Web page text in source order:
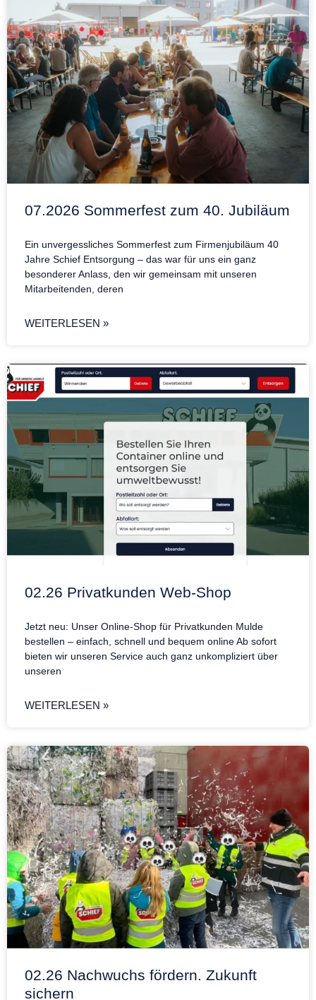
07.2026 Sommerfest zum 40. Jubiläum
Ein unvergessliches Sommerfest zum Firmenjubiläum 40
Jahre Schief Entsorgung – das war für uns ein ganz
besonderer Anlass, den wir gemeinsam mit unseren
Mitarbeitenden, deren
WEITERLESEN »
02.26 Privatkunden Web-Shop
Jetzt neu: Unser Online-Shop für Privatkunden Mulde
bestellen – einfach, schnell und bequem online Ab sofort
bieten wir unseren Service auch ganz unkompliziert über
unseren
WEITERLESEN »
02.26 Nachwuchs fördern. Zukunft
sichern